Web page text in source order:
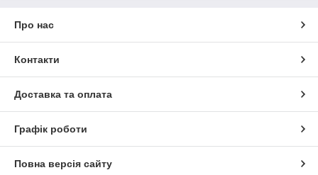
Про нас
Контакти
Доставка та оплата
Графік роботи
Повна версія сайту